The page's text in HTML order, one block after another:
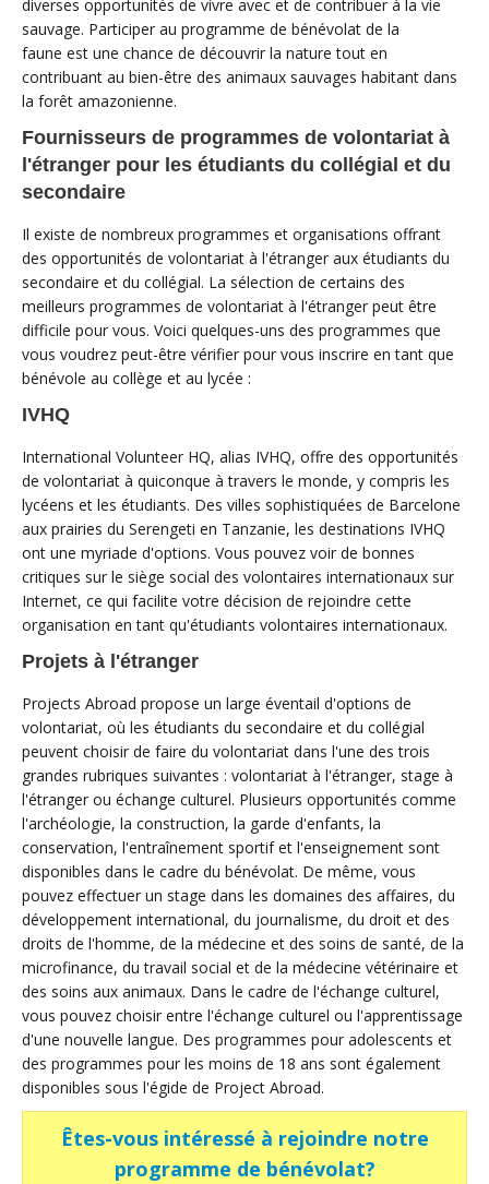
diverses opportunités de vivre avec et de contribuer à la vie
sauvage. Participer au programme de bénévolat de la
faune est une chance de découvrir la nature tout en
contribuant au bien-être des animaux sauvages habitant dans
la forêt amazonienne.
Fournisseurs de programmes de volontariat à
l'étranger pour les étudiants du collégial et du
secondaire
Il existe de nombreux programmes et organisations offrant
des opportunités de volontariat à l'étranger aux étudiants du
secondaire et du collégial. La sélection de certains des
meilleurs programmes de volontariat à l'étranger peut être
difficile pour vous. Voici quelques-uns des programmes que
vous voudrez peut-être vérifier pour vous inscrire en tant que
bénévole au collège et au lycée :
IVHQ
International Volunteer HQ, alias IVHQ, offre des opportunités
de volontariat à quiconque à travers le monde, y compris les
lycéens et les étudiants. Des villes sophistiquées de Barcelone
aux prairies du Serengeti en Tanzanie, les destinations IVHQ
ont une myriade d'options. Vous pouvez voir de bonnes
critiques sur le siège social des volontaires internationaux sur
Internet, ce qui facilite votre décision de rejoindre cette
organisation en tant qu'étudiants volontaires internationaux.
Projets à l'étranger
Projects Abroad propose un large éventail d'options de
volontariat, où les étudiants du secondaire et du collégial
peuvent choisir de faire du volontariat dans l'une des trois
grandes rubriques suivantes : volontariat à l'étranger, stage à
l'étranger ou échange culturel. Plusieurs opportunités comme
l'archéologie, la construction, la garde d'enfants, la
conservation, l'entraînement sportif et l'enseignement sont
disponibles dans le cadre du bénévolat. De même, vous
pouvez effectuer un stage dans les domaines des affaires, du
développement international, du journalisme, du droit et des
droits de l'homme, de la médecine et des soins de santé, de la
microfinance, du travail social et de la médecine vétérinaire et
des soins aux animaux. Dans le cadre de l'échange culturel,
vous pouvez choisir entre l'échange culturel ou l'apprentissage
d'une nouvelle langue. Des programmes pour adolescents et
des programmes pour les moins de 18 ans sont également
disponibles sous l'égide de Project Abroad.
Êtes-vous intéressé à rejoindre notre
programme de bénévolat?